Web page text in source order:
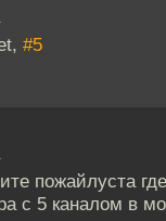
#5
пожайлуста
с 5 каналом в